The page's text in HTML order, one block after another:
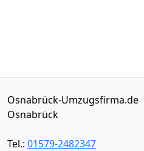
Osnabrück-Umzugsfirma.de
Osnabrück
Tel.: 01579-2482347